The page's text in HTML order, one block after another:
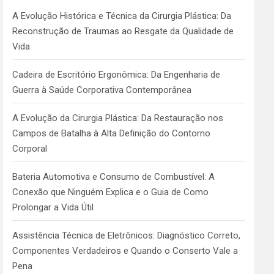
A Evolução Histórica e Técnica da Cirurgia Plástica: Da
Reconstrução de Traumas ao Resgate da Qualidade de
Vida
Cadeira de Escritório Ergonômica: Da Engenharia de
Guerra à Saúde Corporativa Contemporânea
A Evolução da Cirurgia Plástica: Da Restauração nos
Campos de Batalha à Alta Definição do Contorno
Corporal
Bateria Automotiva e Consumo de Combustível: A
Conexão que Ninguém Explica e o Guia de Como
Prolongar a Vida Útil
Assistência Técnica de Eletrônicos: Diagnóstico Correto,
Componentes Verdadeiros e Quando o Conserto Vale a
Pena